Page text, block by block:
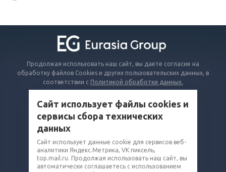
Продолжая использовать наш сайт, вы даете согласие на
обработку файлов Cookies и других пользовательских данных, в
соответствии с Политикой обработки данных.
КОМПАНИЯ
КОНТАКТЫ
Сайт использует файлы cookies и
сервисы сбора технических
данных
Сайт использует данные cookie для сервисов веб-
аналитики Яндекс.Метрика, VK пиксель,
top.mail.ru. Продолжая использовать наш сайт, вы
автоматически соглашаетесь с использованием